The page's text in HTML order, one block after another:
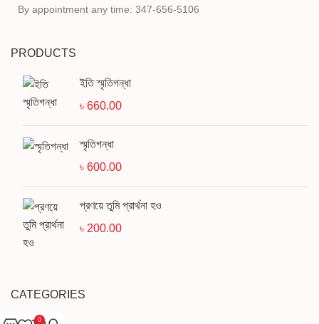
By appointment any time: 347-656-5106
PRODUCTS
ইতি স্মৃতিগন্ধা
৳ 660.00
স্মৃতিগন্ধা
৳ 600.00
প্রণয়ে তুমি প্রার্থনা হও
৳ 200.00
CATEGORIES
0